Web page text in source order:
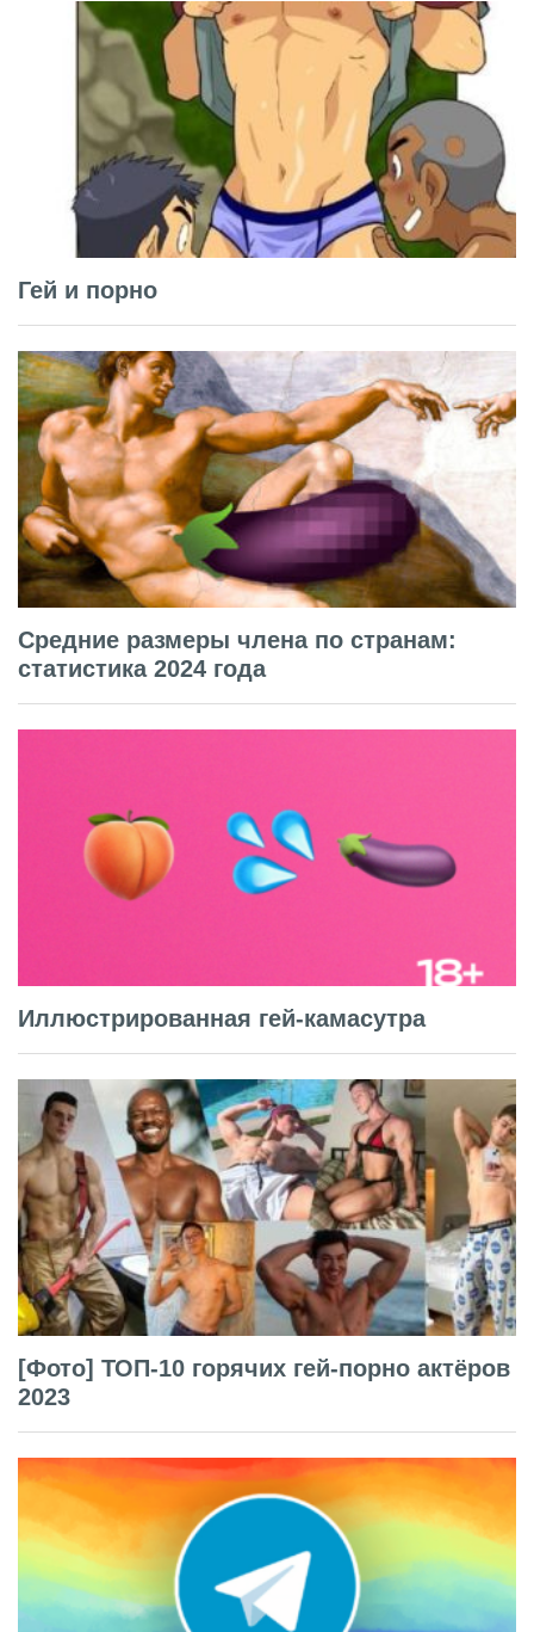
Гей и порно
Средние размеры члена по странам:
статистика 2024 года
Иллюстрированная гей-камасутра
[Фото] ТОП-10 горячих гей-порно актёров
2023